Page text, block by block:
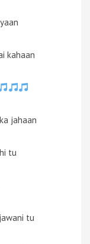
kahaan
jahaan
tu
tu